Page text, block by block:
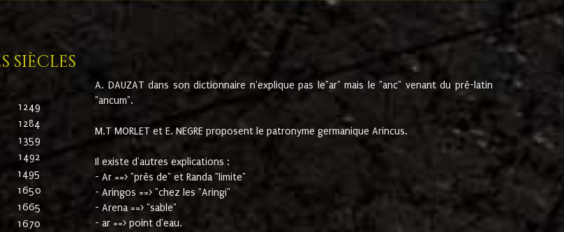
siècles
1249
1284
1359
1492
1495
1650
1665
1670
A. DAUZAT dans son dictionnaire n'explique pas le"ar" mais le "anc" venant du pré-latin
"ancum".
M.T MORLET et E. NEGRE proposent le patronyme germanique Arincus.
Il existe d'autres explications :
- Ar ==> "près de" et Randa "limite"
- Aringos ==> "chez les "Aringi"
- Arena ==> "sable"
- ar ==> point d'eau.